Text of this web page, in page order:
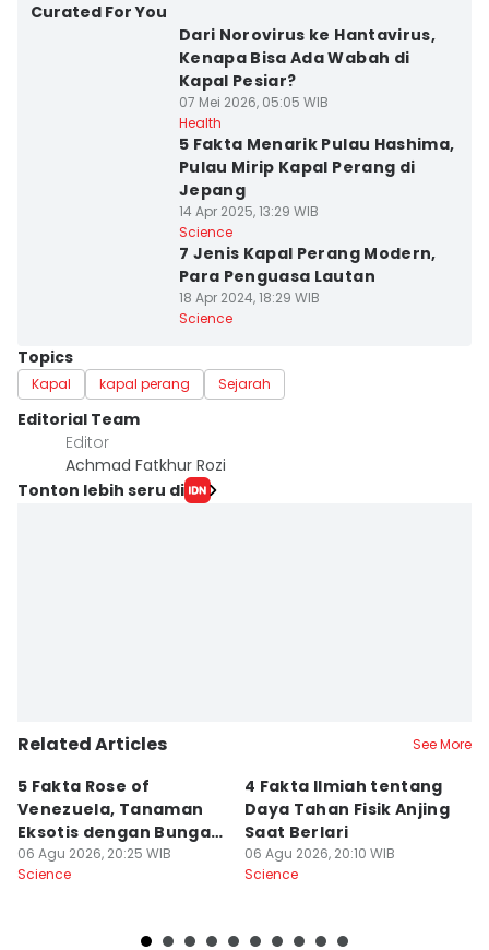
Curated For You
Dari Norovirus ke Hantavirus,
Kenapa Bisa Ada Wabah di
Kapal Pesiar?
07 Mei 2026, 05:05 WIB
Health
5 Fakta Menarik Pulau Hashima,
Pulau Mirip Kapal Perang di
Jepang
14 Apr 2025, 13:29 WIB
Science
7 Jenis Kapal Perang Modern,
Para Penguasa Lautan
18 Apr 2024, 18:29 WIB
Science
Topics
Kapal kapal perang Sejarah
Editorial Team
Editor
Achmad Fatkhur Rozi
Tonton lebih seru di
Related Articles See More
5 Fakta Rose of
Venezuela, Tanaman
Eksotis dengan Bunga
Merah Menyala
06 Agu 2026, 20:25 WIB
Science
4 Fakta Ilmiah tentang
Daya Tahan Fisik Anjing
Saat Berlari
06 Agu 2026, 20:10 WIB
Science